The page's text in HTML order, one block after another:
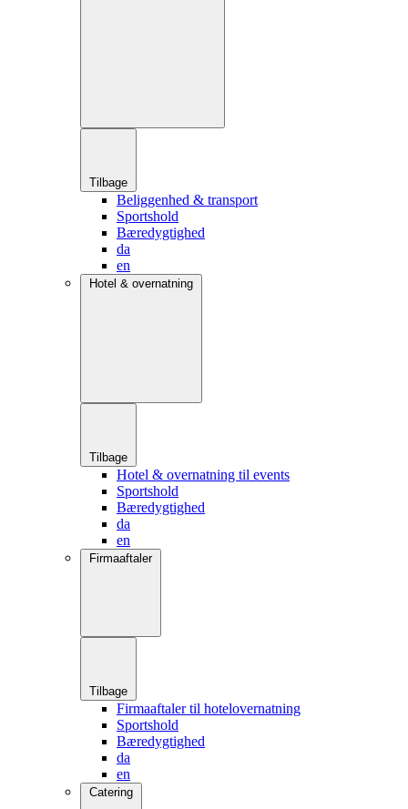
Tilbage
Beliggenhed & transport
Sportshold
Bæredygtighed
da
en
Hotel & overnatning
Tilbage
Hotel & overnatning til events
Sportshold
Bæredygtighed
da
en
Firmaaftaler
Tilbage
Firmaaftaler til hotelovernatning
Sportshold
Bæredygtighed
da
en
Catering